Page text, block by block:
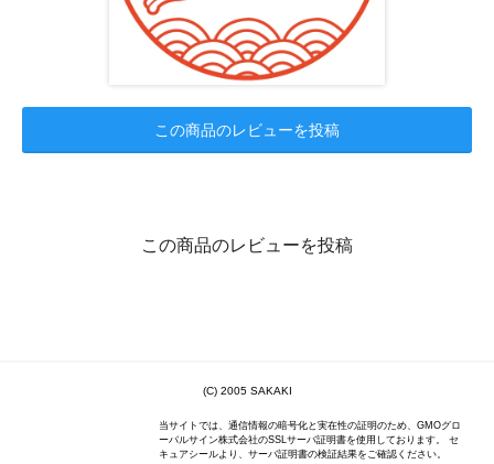
この商品のレビューを投稿
この商品のレビューを投稿
(C) 2005 SAKAKI
当サイトでは、通信情報の暗号化と実在性の証明のため、GMOグロ
ーバルサイン株式会社のSSLサーバ証明書を使用しております。 セ
キュアシールより、サーバ証明書の検証結果をご確認ください。